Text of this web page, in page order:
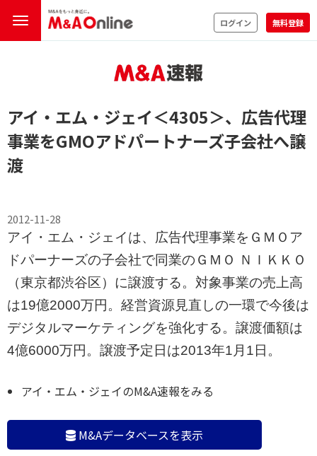
ログイン 無料登録
アイ・エム・ジェイ＜4305＞、広告代理
事業をGMOアドパートナーズ子会社へ譲
渡
2012-11-28
アイ・エム・ジェイは、広告代理事業をＧＭＯア
ドパーナーズの子会社で同業のＧＭＯ ＮＩＫＫＯ
（東京都渋谷区）に譲渡する。対象事業の売上高
は19億2000万円。経営資源見直しの一環で今後は
デジタルマーケティングを強化する。譲渡価額は
4億6000万円。譲渡予定日は2013年1月1日。
アイ・エム・ジェイのM&A速報をみる
M&Aデータベースを表示